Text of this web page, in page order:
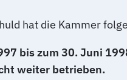
hat die Kammer
bis zum 30. Juni
weiter betrieben.